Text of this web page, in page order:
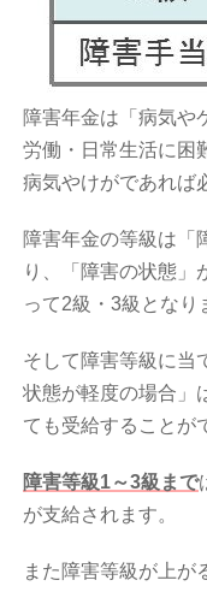
障害年金は「病気や
労働・日常生活に困
病気やけがであれば
障害年金の等級は「
り、「障害の状態」
って2級・3級となり
そして障害等級に当
状態が軽度の場合」
ても受給することが
障害等級1～3級まで
が支給されます。
また障害等級が上が